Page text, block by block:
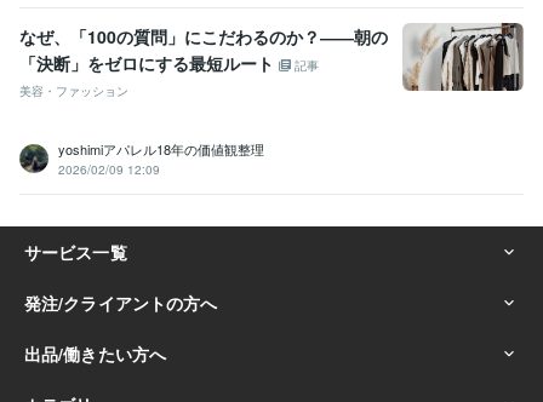
なぜ、「100の質問」にこだわるのか？――朝の
「決断」をゼロにする最短ルート
記事
美容・ファッション
yoshimiアパレル18年の価値観整理
2026/02/09 12:09